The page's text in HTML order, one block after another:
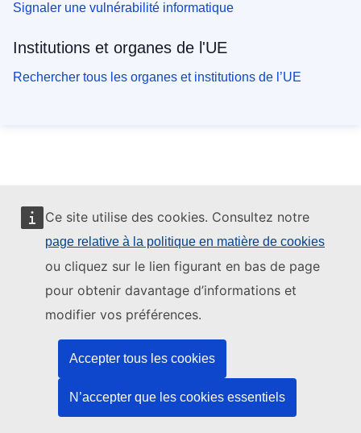
Ce site utilise des cookies. Consultez notre
page relative à la politique en matière de cookies
ou cliquez sur le lien figurant en bas de page
pour obtenir davantage d’informations et
modifier vos préférences.
Accepter tous les cookies
N’accepter que les cookies essentiels
Signaler une vulnérabilité informatique
Institutions et organes de l'UE
Rechercher tous les organes et institutions de l’UE